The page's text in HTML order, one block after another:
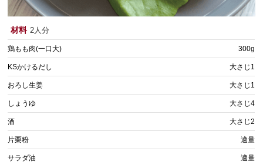
材料 2人分
鶏もも肉(一口大) 300g
KSかけるだし 大さじ1
おろし生姜 大さじ1
しょうゆ 大さじ4
酒 大さじ2
片栗粉 適量
サラダ油 適量